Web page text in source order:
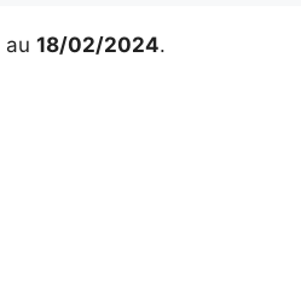
au 18/02/2024.